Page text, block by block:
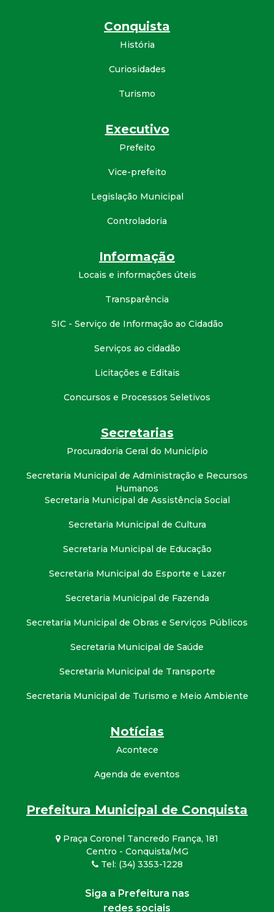
Conquista
História
Curiosidades
Turismo
Executivo
Prefeito
Vice-prefeito
Legislação Municipal
Controladoria
Informação
Locais e informações úteis
Transparência
SIC - Serviço de Informação ao Cidadão
Serviços ao cidadão
Licitações e Editais
Concursos e Processos Seletivos
Secretarias
Procuradoria Geral do Município
Secretaria Municipal de Administração e Recursos
Humanos
Secretaria Municipal de Assistência Social
Secretaria Municipal de Cultura
Secretaria Municipal de Educação
Secretaria Municipal do Esporte e Lazer
Secretaria Municipal de Fazenda
Secretaria Municipal de Obras e Serviços Públicos
Secretaria Municipal de Saúde
Secretaria Municipal de Transporte
Secretaria Municipal de Turismo e Meio Ambiente
Notícias
Acontece
Agenda de eventos
Prefeitura Municipal de Conquista
Praça Coronel Tancredo França, 181
Centro - Conquista/MG
Tel: (34) 3353-1228
Siga a Prefeitura nas
redes sociais